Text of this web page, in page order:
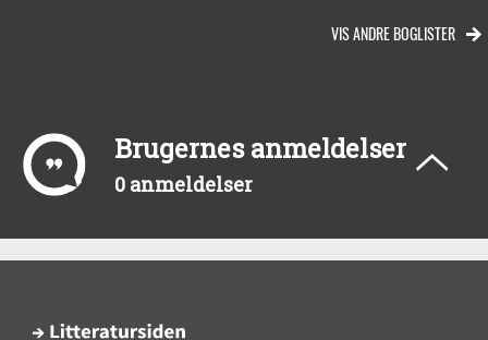
VIS ANDRE BOGLISTER
Brugernes anmeldelser
0 anmeldelser